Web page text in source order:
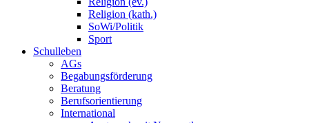
Religion (kath.)
SoWi/Politik
Sport
Schulleben
AGs
Begabungsförderung
Beratung
Berufsorientierung
International